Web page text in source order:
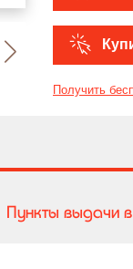
Получить
Пункты выдачи